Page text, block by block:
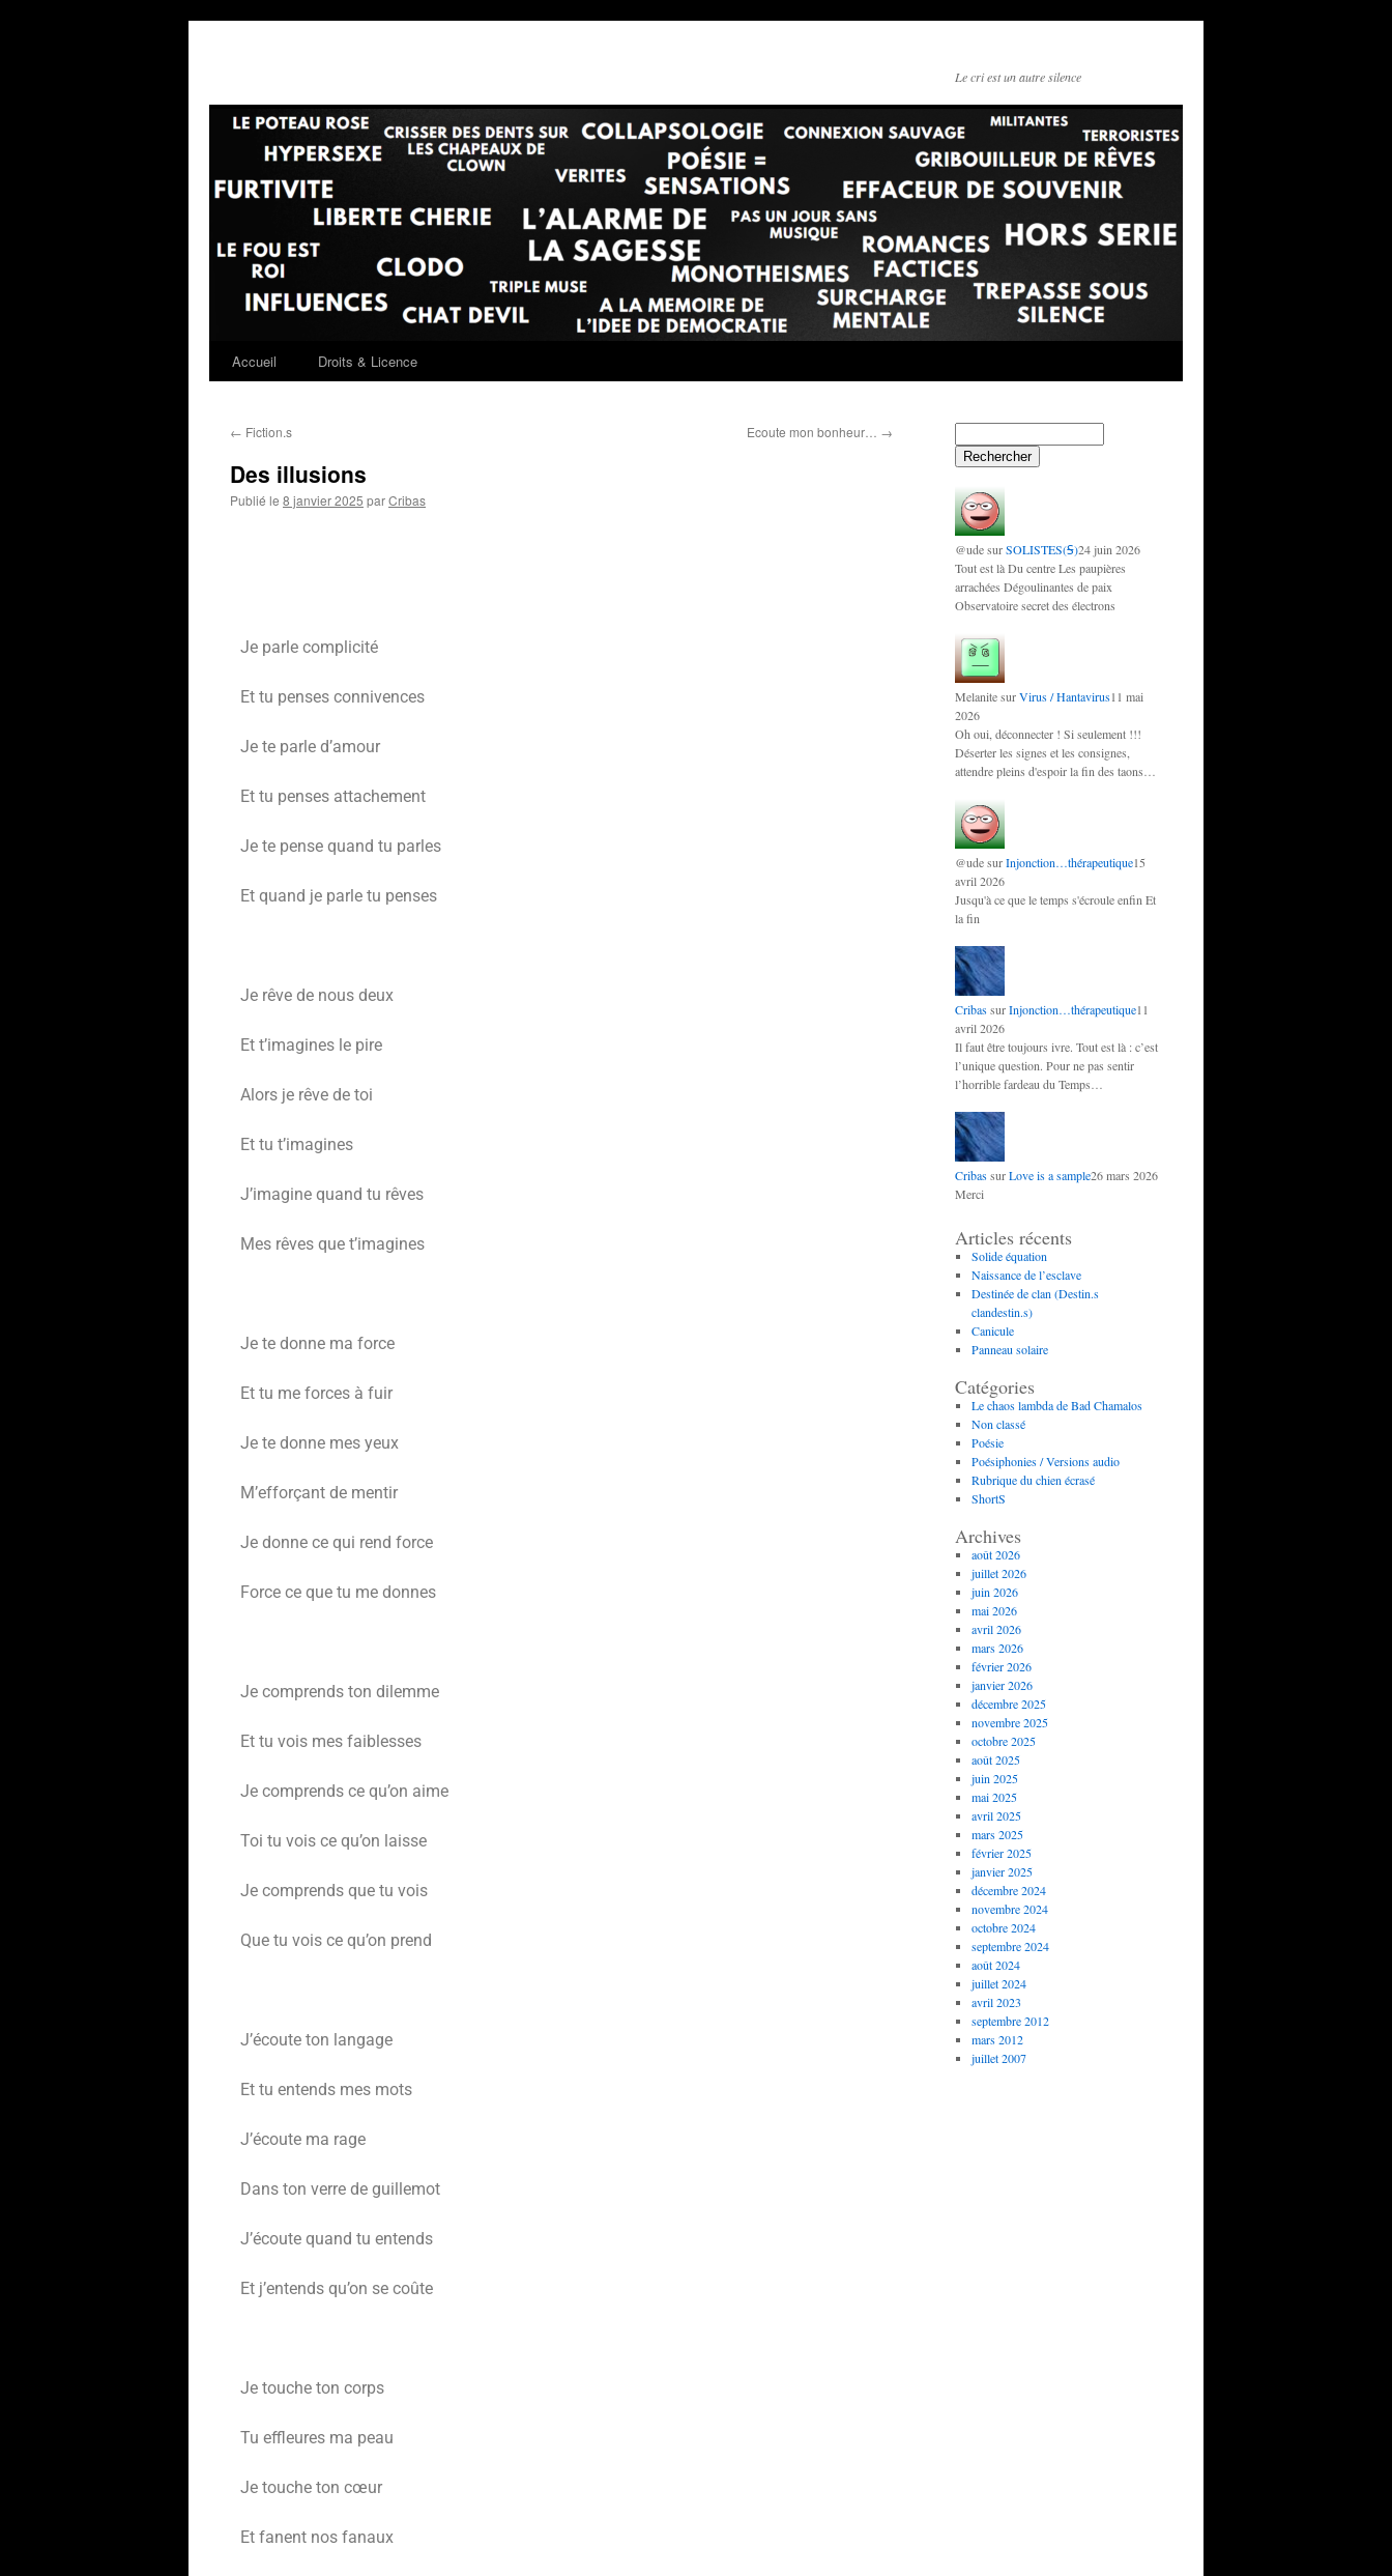
Le cri est un autre silence
Accueil Droits & Licence
← Fiction.s Ecoute mon bonheur… →
Des illusions
Publié le 8 janvier 2025 parCribas
Je parle complicité
Et tu penses connivences
Je te parle d’amour
Et tu penses attachement
Je te pense quand tu parles
Et quand je parle tu penses
Je rêve de nous deux
Et t’imagines le pire
Alors je rêve de toi
Et tu t’imagines
J’imagine quand tu rêves
Mes rêves que t’imagines
Je te donne ma force
Et tu me forces à fuir
Je te donne mes yeux
M’efforçant de mentir
Je donne ce qui rend force
Force ce que tu me donnes
Je comprends ton dilemme
Et tu vois mes faiblesses
Je comprends ce qu’on aime
Toi tu vois ce qu’on laisse
Je comprends que tu vois
Que tu vois ce qu’on prend
J’écoute ton langage
Et tu entends mes mots
J’écoute ma rage
Dans ton verre de guillemot
J’écoute quand tu entends
Et j’entends qu’on se coûte
Je touche ton corps
Tu effleures ma peau
Je touche ton cœur
Et fanent nos fanaux
Rechercher
@udesurSOLISTES(Ꟊ)24 juin 2026
Tout est là Du centre Les paupières
arrachées Dégoulinantes de paix
Observatoire secret des électrons
MelanitesurVirus / Hantavirus11 mai
2026
Oh oui, déconnecter ! Si seulement !!!
Déserter les signes et les consignes,
attendre pleins d'espoir la fin des taons…
@udesurInjonction…thérapeutique15
avril 2026
Jusqu'à ce que le temps s'écroule enfin Et
la fin
CribassurInjonction…thérapeutique11
avril 2026
Il faut être toujours ivre. Tout est là : c’est
l’unique question. Pour ne pas sentir
l’horrible fardeau du Temps…
CribassurLove is a sample26 mars 2026
Merci
Articles récents
Solide équation
Naissance de l’esclave
Destinée de clan (Destin.s
clandestin.s)
Canicule
Panneau solaire
Catégories
Le chaos lambda de Bad Chamalos
Non classé
Poésie
Poésiphonies / Versions audio
Rubrique du chien écrasé
ShortS
Archives
août 2026
juillet 2026
juin 2026
mai 2026
avril 2026
mars 2026
février 2026
janvier 2026
décembre 2025
novembre 2025
octobre 2025
août 2025
juin 2025
mai 2025
avril 2025
mars 2025
février 2025
janvier 2025
décembre 2024
novembre 2024
octobre 2024
septembre 2024
août 2024
juillet 2024
avril 2023
septembre 2012
mars 2012
juillet 2007